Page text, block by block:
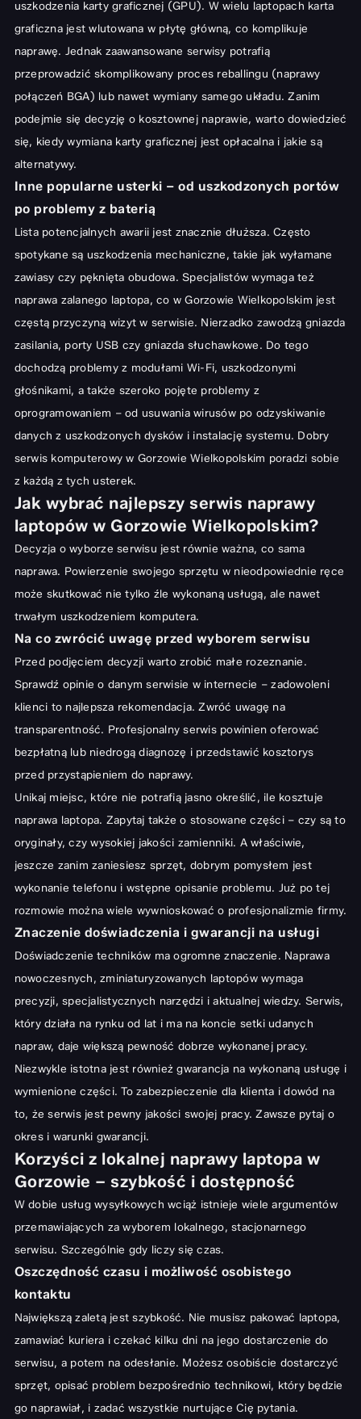
uszkodzenia karty graficznej (GPU). W wielu laptopach karta
graficzna jest wlutowana w płytę główną, co komplikuje
naprawę. Jednak zaawansowane serwisy potrafią
przeprowadzić skomplikowany proces reballingu (naprawy
połączeń BGA) lub nawet wymiany samego układu. Zanim
podejmie się decyzję o kosztownej naprawie, warto dowiedzieć
się, kiedy wymiana karty graficznej jest opłacalna i jakie są
alternatywy.
Inne popularne usterki – od uszkodzonych portów
po problemy z baterią
Lista potencjalnych awarii jest znacznie dłuższa. Często
spotykane są uszkodzenia mechaniczne, takie jak wyłamane
zawiasy czy pęknięta obudowa. Specjalistów wymaga też
naprawa zalanego laptopa, co w Gorzowie Wielkopolskim jest
częstą przyczyną wizyt w serwisie. Nierzadko zawodzą gniazda
zasilania, porty USB czy gniazda słuchawkowe. Do tego
dochodzą problemy z modułami Wi-Fi, uszkodzonymi
głośnikami, a także szeroko pojęte problemy z
oprogramowaniem – od usuwania wirusów po odzyskiwanie
danych z uszkodzonych dysków i instalację systemu. Dobry
serwis komputerowy w Gorzowie Wielkopolskim poradzi sobie
z każdą z tych usterek.
Jak wybrać najlepszy serwis naprawy
laptopów w Gorzowie Wielkopolskim?
Decyzja o wyborze serwisu jest równie ważna, co sama
naprawa. Powierzenie swojego sprzętu w nieodpowiednie ręce
może skutkować nie tylko źle wykonaną usługą, ale nawet
trwałym uszkodzeniem komputera.
Na co zwrócić uwagę przed wyborem serwisu
Przed podjęciem decyzji warto zrobić małe rozeznanie.
Sprawdź opinie o danym serwisie w internecie – zadowoleni
klienci to najlepsza rekomendacja. Zwróć uwagę na
transparentność. Profesjonalny serwis powinien oferować
bezpłatną lub niedrogą diagnozę i przedstawić kosztorys
przed przystąpieniem do naprawy.
Unikaj miejsc, które nie potrafią jasno określić, ile kosztuje
naprawa laptopa. Zapytaj także o stosowane części – czy są to
oryginały, czy wysokiej jakości zamienniki. A właściwie,
jeszcze zanim zaniesiesz sprzęt, dobrym pomysłem jest
wykonanie telefonu i wstępne opisanie problemu. Już po tej
rozmowie można wiele wywnioskować o profesjonalizmie firmy.
Znaczenie doświadczenia i gwarancji na usługi
Doświadczenie techników ma ogromne znaczenie. Naprawa
nowoczesnych, zminiaturyzowanych laptopów wymaga
precyzji, specjalistycznych narzędzi i aktualnej wiedzy. Serwis,
który działa na rynku od lat i ma na koncie setki udanych
napraw, daje większą pewność dobrze wykonanej pracy.
Niezwykle istotna jest również gwarancja na wykonaną usługę i
wymienione części. To zabezpieczenie dla klienta i dowód na
to, że serwis jest pewny jakości swojej pracy. Zawsze pytaj o
okres i warunki gwarancji.
Korzyści z lokalnej naprawy laptopa w
Gorzowie – szybkość i dostępność
W dobie usług wysyłkowych wciąż istnieje wiele argumentów
przemawiających za wyborem lokalnego, stacjonarnego
serwisu. Szczególnie gdy liczy się czas.
Oszczędność czasu i możliwość osobistego
kontaktu
Największą zaletą jest szybkość. Nie musisz pakować laptopa,
zamawiać kuriera i czekać kilku dni na jego dostarczenie do
serwisu, a potem na odesłanie. Możesz osobiście dostarczyć
sprzęt, opisać problem bezpośrednio technikowi, który będzie
go naprawiał, i zadać wszystkie nurtujące Cię pytania.